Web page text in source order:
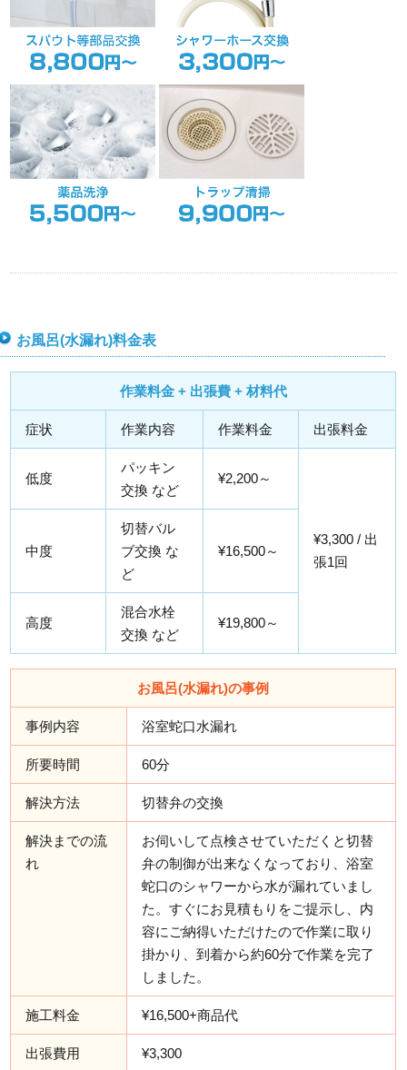
お風呂(水漏れ)料金表
作業料金 + 出張費 + 材料代
症状 作業内容 作業料金 出張料金
低度
パッキン
交換 など
¥2,200～
¥3,300 / 出
張1回
中度
切替バル
ブ交換 な
ど
¥16,500～
高度
混合水栓
交換 など
¥19,800～
お風呂(水漏れ)の事例
事例内容 浴室蛇口水漏れ
所要時間 60分
解決方法 切替弁の交換
解決までの流
れ
お伺いして点検させていただくと切替
弁の制御が出来なくなっており、浴室
蛇口のシャワーから水が漏れていまし
た。すぐにお見積もりをご提示し、内
容にご納得いただけたので作業に取り
掛かり、到着から約60分で作業を完了
しました。
施工料金 ¥16,500+商品代
出張費用 ¥3,300